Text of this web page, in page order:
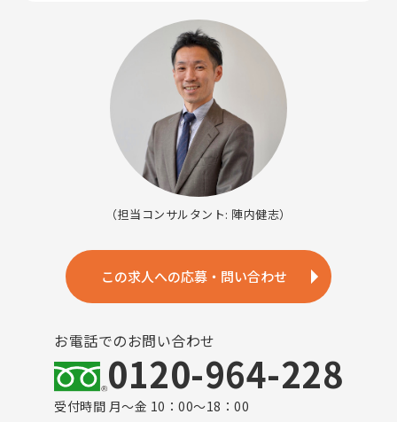
（担当コンサルタント: 陣内健志）
この求人への応募・問い合わせ
お電話でのお問い合わせ
0120-964-228
受付時間 月～金 10：00～18：00